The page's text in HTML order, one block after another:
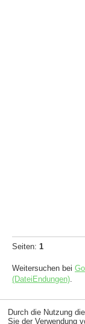
Seiten: 1
Weitersuchen bei
(DateiEndungen)
Durch die Nutzung
Sie der Verwendung